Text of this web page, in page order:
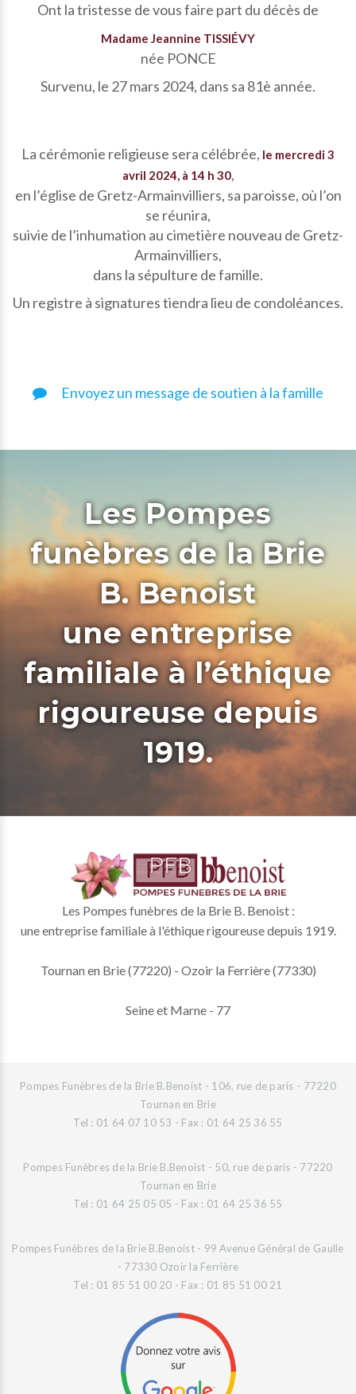
Ont la tristesse de vous faire part du décès de
Madame Jeannine TISSIÉVY
née PONCE
Survenu, le 27 mars 2024, dans sa 81è année.
La cérémonie religieuse sera célébrée, le mercredi 3
avril 2024, à 14 h 30,
en l’église de Gretz-Armainvilliers, sa paroisse, où l’on
se réunira,
suivie de l’inhumation au cimetière nouveau de Gretz-
Armainvilliers,
dans la sépulture de famille.
Un registre à signatures tiendra lieu de condoléances.
Envoyez un message de soutien à la famille
Les Pompes
funèbres de la Brie
B. Benoist
une entreprise
familiale à l’éthique
rigoureuse depuis
1919.
Les Pompes funèbres de la Brie B. Benoist :
une entreprise familiale à l'éthique rigoureuse depuis 1919.
Tournan en Brie (77220) - Ozoir la Ferrière (77330)
Seine et Marne - 77
Pompes Funèbres de la Brie B.Benoist - 106, rue de paris - 77220
Tournan en Brie
Tel : 01 64 07 10 53 - Fax : 01 64 25 36 55
Pompes Funèbres de la Brie B.Benoist - 50, rue de paris - 77220
Tournan en Brie
Tel : 01 64 25 05 05 - Fax : 01 64 25 36 55
Pompes Funèbres de la Brie B.Benoist - 99 Avenue Général de Gaulle
- 77330 Ozoir la Ferrière
Tel : 01 85 51 00 20 - Fax : 01 85 51 00 21